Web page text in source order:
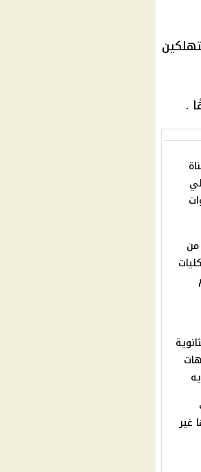
للمستهلكين
علي
من
غير